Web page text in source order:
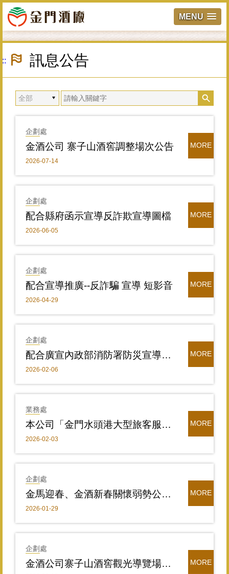
MENU
跳
主
::: 訊息公告
企劃處
金酒公司 寨子山酒窖調整場次公告
2026-07-14
MORE
企劃處
配合縣府函示宣導反詐欺宣導圖檔
2026-06-05
MORE
企劃處
配合宣導推廣--反詐騙 宣導 短影音
2026-04-29
MORE
企劃處
配合廣宣內政部消防署防災宣導影片：「爭取三天，爭取更多時間-防災包篇、防災計畫篇、防災課程篇(共3則)
2026-02-06
MORE
業務處
本公司「金門水頭港大型旅客服務中心」酒品提貨服務規定
2026-02-03
MORE
企劃處
金馬迎春、金酒新春關懷弱勢公益團體
2026-01-29
MORE
企劃處
金酒公司寨子山酒窖觀光導覽場次公告 MORE